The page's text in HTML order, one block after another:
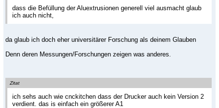
dass die Befüllung der Aluextrusionen generell viel ausmacht glaub
ich auch nicht,
da glaub ich doch eher universitärer Forschung als deinem Glauben
Denn deren Messungen/Forschungen zeigen was anderes.
Zitat
ich sehs auch wie cnckitchen dass der Drucker auch kein Version 2
verdient. das is einfach ein größerer A1